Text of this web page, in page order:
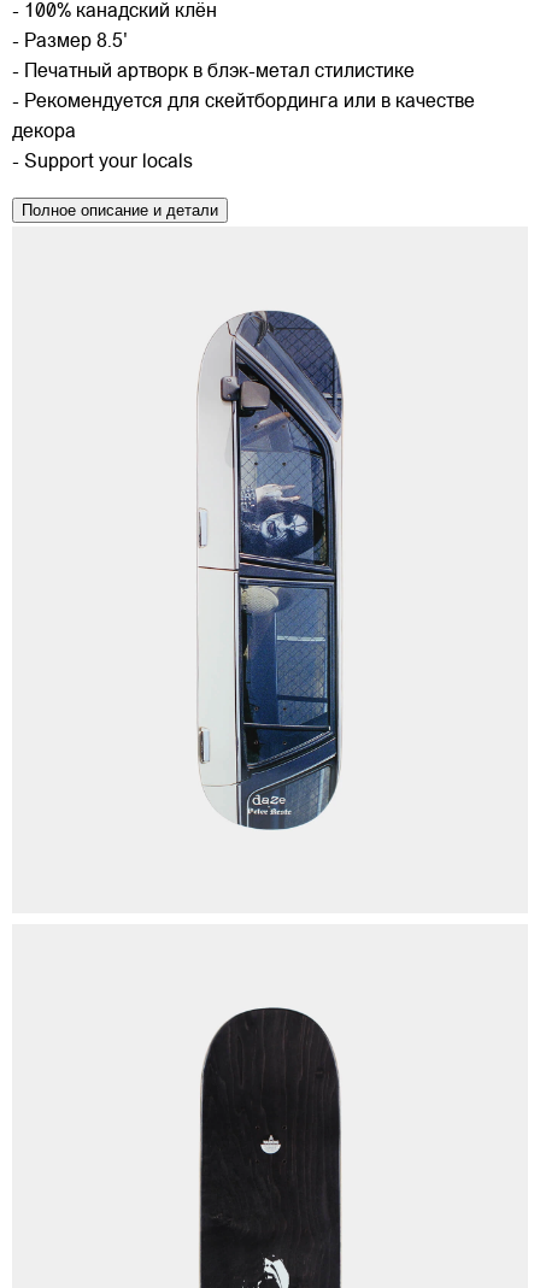
- 100% канадский клён
- Размер 8.5'
- Печатный артворк в блэк-метал стилистике
- Рекомендуется для скейтбординга или в качестве
декора
- Support your locals
Полное описание и детали